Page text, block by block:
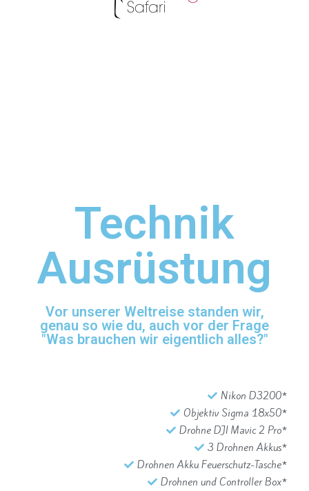
Technik
Ausrüstung
Vor unserer Weltreise standen wir,
genau so wie du, auch vor der Frage
"Was brauchen wir eigentlich alles?"
Nikon D3200*
Objektiv Sigma 18x50*
Drohne DJI Mavic 2 Pro*
3 Drohnen Akkus*
Drohnen Akku Feuerschutz-Tasche*
Drohnen und Controller Box*